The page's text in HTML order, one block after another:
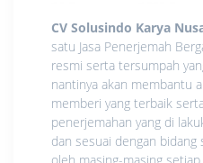
CV Solusindo Karya
satu Jasa Penerjemah
resmi serta tersumpah
nantinya akan membantu
memberi yang terbaik
penerjemahan yang di
dan sesuai dengan